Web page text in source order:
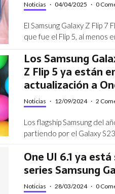
Noticias · 04/04/2025 · 0
El Samsung Galaxy Z Flip
que fue el Flip 5, al menos
Los Samsung
Z Flip 5 ya están
actualización a
Noticias · 12/09/2024 · 2
Los flagship Samsung del
partiendo por el Galaxy
One UI 6.1 ya
series Samsung
Noticias · 28/03/2024 · 0